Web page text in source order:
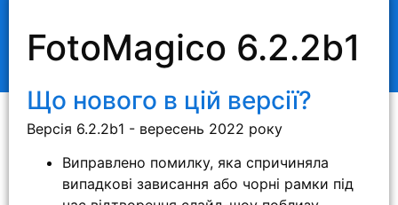
FotoMagico 6.2.2b1
Що нового в цій версії?
Версія 6.2.2b1 - вересень 2022 року
Виправлено помилку, яка спричиняла
випадкові зависання або чорні рамки під